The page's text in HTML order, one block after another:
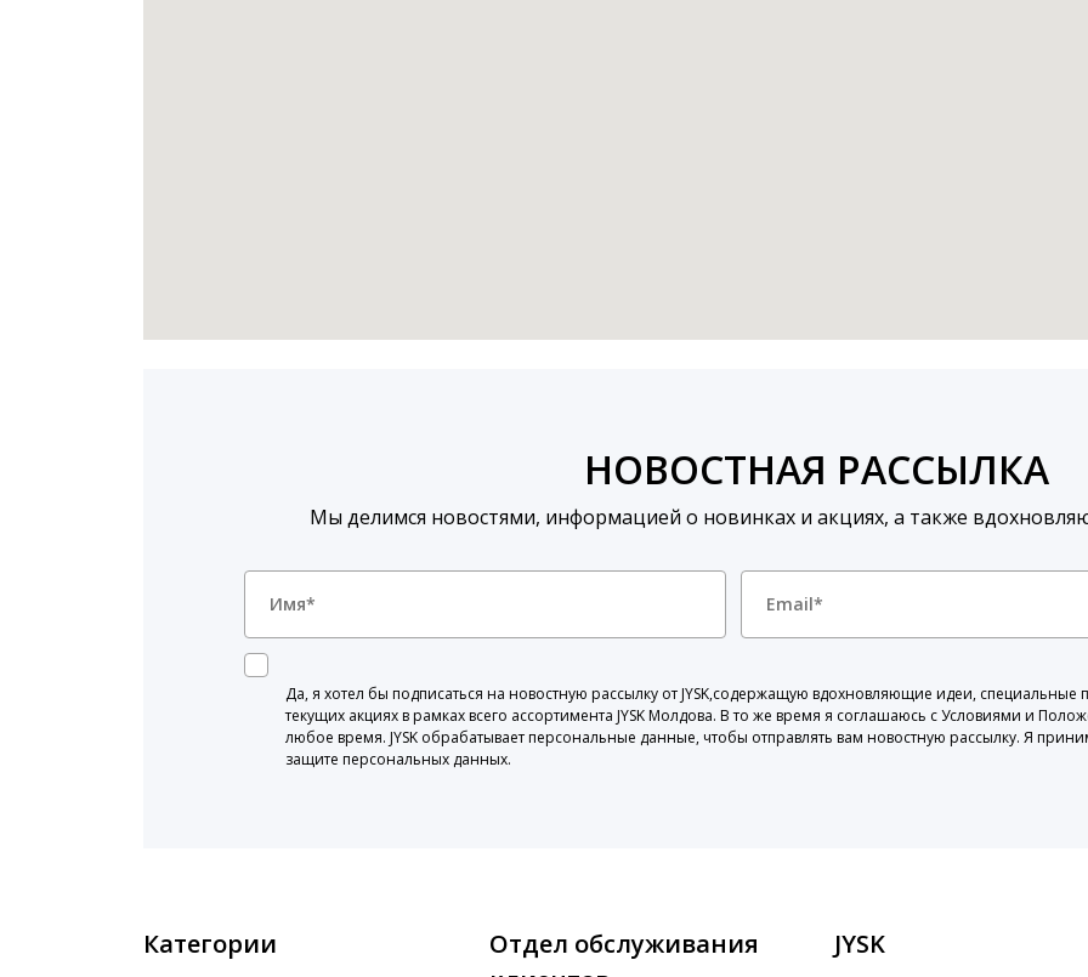
НОВОСТНАЯ РАССЫЛКА
Мы делимся новостями, информацией о новинках и акциях, а также
Да, я хотел бы подписаться на новостную рассылку от JYSK,содержащую вдохновляющие идеи,
текущих акциях в рамках всего ассортимента JYSK Молдова. В то же время я соглашаюсь с Условиями и
любое время. JYSK обрабатывает персональные данные, чтобы отправлять вам новостную рассылку. Я
защите персональных данных.
Категории
Отдел обслуживания
JYSK